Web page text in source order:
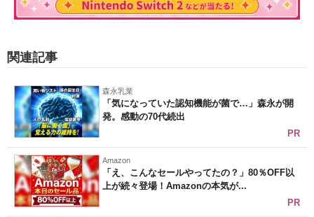
関連記事
森永乳業
「気になっていた認知機能が菌で…」森永が開
発。感動の70代続出
PR
Amazon
「え、こんなセールやってたの？」80％OFF以
上が続々登場！Amazonの本気が...
PR